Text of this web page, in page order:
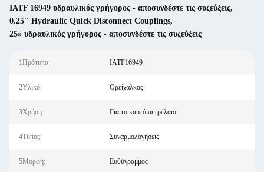
IATF 16949 υδραυλικός γρήγορος - αποσυνδέστε τις συζεύξεις,
0.25'' Hydraulic Quick Disconnect Couplings,
25» υδραυλικός γρήγορος - αποσυνδέστε τις συζεύξεις
1Πρότυπα: IATF16949
2Υλικό: Ορείχαλκος
3Χρήση: Για το καυτό πετρέλαιο
4Τύπος: Συναρμολογήσεις
5Μορφή: Ευθύγραμμος